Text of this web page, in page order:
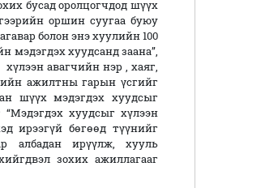
бусад оролцогчдод шүүх
оршин суугаа буюу
болон энэ хуулийн 100
мэдэгдэх хуудсанд заана”,
авагчийн нэр , хаяг,
ажилтны гарын үсгийг
шүүх мэдэгдэх хуудсыг
“Мэдэгдэх хуудсыг хүлээн
ирээгүй бөгөөд түүнийг
албадан ирүүлж, хууль
зохих ажиллагааг